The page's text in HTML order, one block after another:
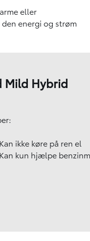
eller
energi og strøm
Mild Hybrid
Kan ikke køre på ren el
Kan kun hjælpe